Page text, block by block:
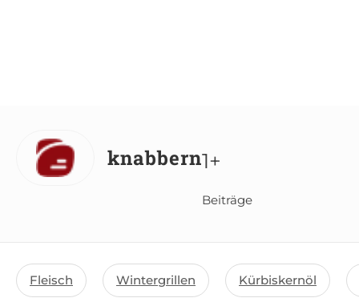
knabbern1+
Beiträge
Fleisch Wintergrillen Kürbiskernöl